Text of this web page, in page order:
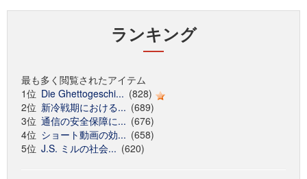
ランキング
最も多く閲覧されたアイテム
1位 Die Ghettogeschi... (828)
2位 新冷戦期における... (689)
3位 通信の安全保障に... (676)
4位 ショート動画の効... (658)
5位 J.S. ミルの社会... (620)